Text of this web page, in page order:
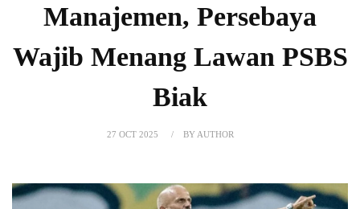
Manajemen, Persebaya
Wajib Menang Lawan PSBS
Biak
27 OCT 2025 BY AUTHOR